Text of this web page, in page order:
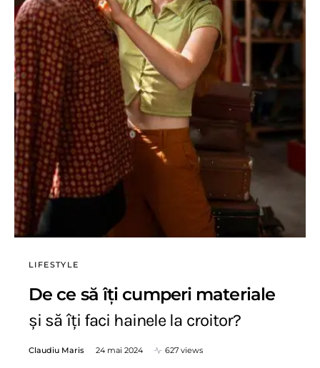
LIFESTYLE
De ce să îți cumperi materiale
și să îți faci hainele la croitor?
Claudiu Maris 24 mai 2024 627 views